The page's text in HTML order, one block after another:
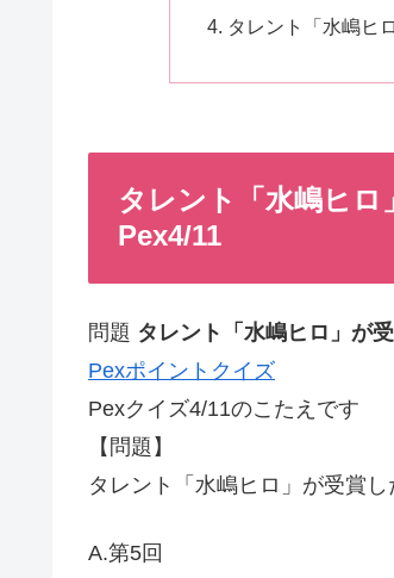
タレント「水嶋ヒ
タレント「水嶋ヒロ
Pex4/11
問題 タレント「水嶋ヒロ」が
Pexポイントクイズ
Pexクイズ4/11のこたえです
【問題】
タレント「水嶋ヒロ」が受賞
A.第5回